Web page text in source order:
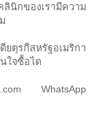
นิกของเรามีความ
รกีสหรัฐอเมริกา
ใจซื้อไต
WhatsApp